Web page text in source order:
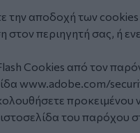
την αποδοχή των cookies
στον περιηγητή σας, ή
Cookies από τον
www.adobe.com/
προκειμένου
του παρόχου